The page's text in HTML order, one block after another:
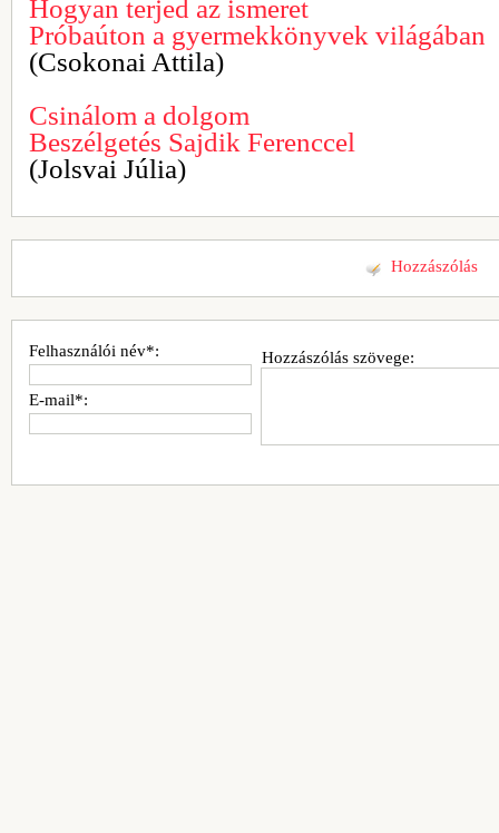
Hogyan terjed az ismeret
Próbaúton a gyermekkönyvek világában
(Csokonai Attila)
Csinálom a dolgom
Beszélgetés Sajdik Ferenccel
(Jolsvai Júlia)
Hozzászólás
Hozzászólás szövege:
Felhasználói név*:
E-mail*: